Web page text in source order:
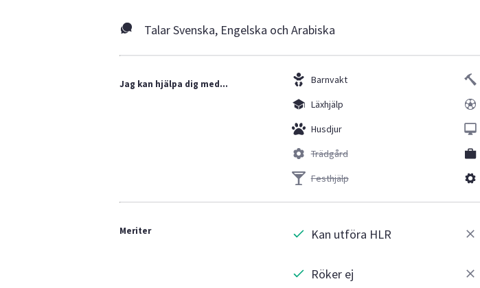
Talar Svenska, Engelska och Arabiska
Jag kan hjälpa dig med...
Barnvakt
Läxhjälp
Husdjur
Trädgård
Festhjälp
Meriter Kan utföra HLR
Röker ej